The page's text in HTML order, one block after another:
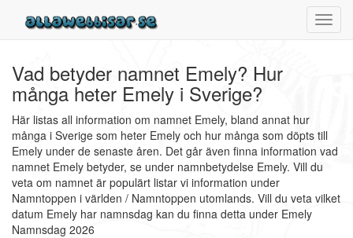
Vad betyder namnet Emely? Hur
många heter Emely i Sverige?
Här listas all information om namnet Emely, bland annat hur
många i Sverige som heter Emely och hur många som döpts till
Emely under de senaste åren. Det går även finna information vad
namnet Emely betyder, se under namnbetydelse Emely. Vill du
veta om namnet är populärt listar vi information under
Namntoppen i världen / Namntoppen utomlands. Vill du veta vilket
datum Emely har namnsdag kan du finna detta under Emely
Namnsdag 2026